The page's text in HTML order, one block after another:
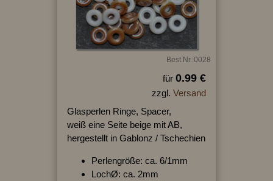
Best.Nr.:0028
für 0.99 €
zzgl. Versand
Glasperlen Ringe, Spacer,
weiß eine Seite beige mit AB,
hergestellt in Gablonz / Tschechien
Perlengröße: ca. 6/1mm
LochØ: ca. 2mm